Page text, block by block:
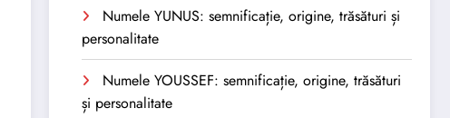
Numele YUNUS: semnificație, origine, trăsături și
personalitate
Numele YOUSSEF: semnificație, origine, trăsături
și personalitate